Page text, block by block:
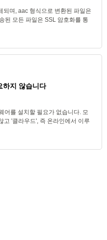
되며, aac 형식으로 변환된 파일은
된 모든 파일은 SSL 암호화를 통
하지 않습니다
어를 설치할 필요가 없습니다. 모
고 '클라우드', 즉 온라인에서 이루